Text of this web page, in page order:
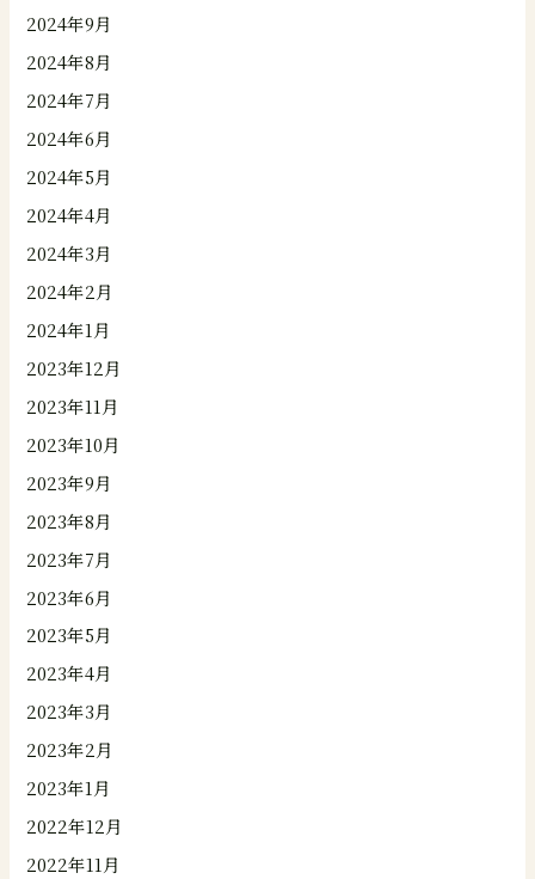
2024年9月
2024年8月
2024年7月
2024年6月
2024年5月
2024年4月
2024年3月
2024年2月
2024年1月
2023年12月
2023年11月
2023年10月
2023年9月
2023年8月
2023年7月
2023年6月
2023年5月
2023年4月
2023年3月
2023年2月
2023年1月
2022年12月
2022年11月